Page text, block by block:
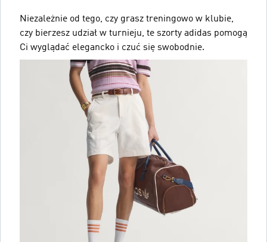
Niezależnie od tego, czy grasz treningowo w klubie,
czy bierzesz udział w turnieju, te szorty adidas pomogą
Ci wyglądać elegancko i czuć się swobodnie.